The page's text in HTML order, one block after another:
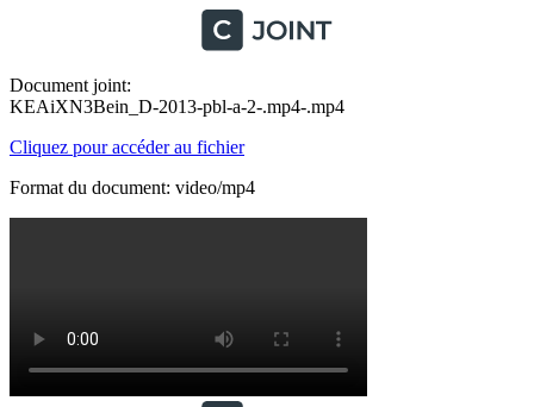
Document joint:
KEAiXN3Bein_D-2013-pbl-a-2-.mp4-.mp4
Cliquez pour accéder au fichier
Format du document: video/mp4